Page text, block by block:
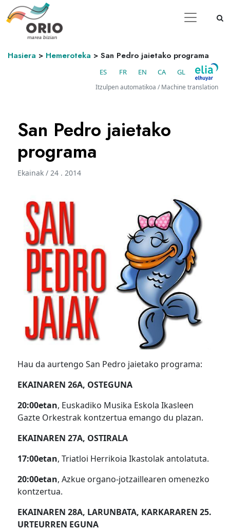
Hasiera > Hemeroteka > San Pedro jaietako programa
ES FR EN CA GL
Itzulpen automatikoa / Machine translation
San Pedro jaietako
programa
Ekainak / 24 . 2014
Hau da aurtengo San Pedro jaietako programa:
EKAINAREN 26A, OSTEGUNA
20:00etan, Euskadiko Musika Eskola Ikasleen
Gazte Orkestrak kontzertua emango du plazan.
EKAINAREN 27A, OSTIRALA
17:00etan, Triatloi Herrikoia Ikastolak antolatuta.
20:00etan, Azkue organo-jotzaillearen omenezko
kontzertua.
EKAINAREN 28A, LARUNBATA, KARKARAREN 25.
URTEURREN EGUNA